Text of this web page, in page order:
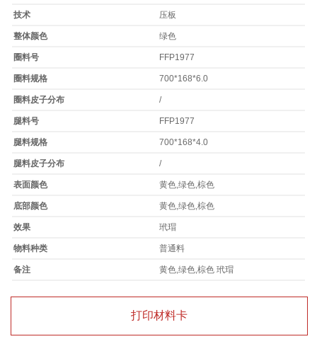
技术 压板
整体颜色 绿色
圈料号 FFP1977
圈料规格 700*168*6.0
圈料皮子分布 /
腿料号 FFP1977
腿料规格 700*168*4.0
腿料皮子分布 /
表面颜色 黄色,绿色,棕色
底部颜色 黄色,绿色,棕色
效果 玳瑁
物料种类 普通料
备注 黄色,绿色,棕色 玳瑁
打印材料卡